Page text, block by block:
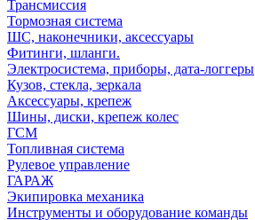
Трансмиссия
Тормозная система
ШС, наконечники, аксессуары
Фитинги, шланги.
Электросистема, приборы, дата-логгеры
Кузов, стекла, зеркала
Аксессуары, крепеж
Шины, диски, крепеж колес
ГСМ
Топливная система
Рулевое управление
ГАРАЖ
Экипировка механика
Инструменты и оборудование команды